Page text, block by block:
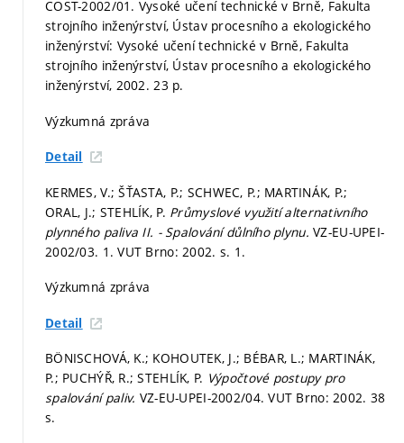
COST-2002/01. Vysoké učení technické v Brně, Fakulta
strojního inženýrství, Ústav procesního a ekologického
inženýrství: Vysoké učení technické v Brně, Fakulta
strojního inženýrství, Ústav procesního a ekologického
inženýrství, 2002. 23 p.
Výzkumná zpráva
Detail
KERMES, V.; ŠŤASTA, P.; SCHWEC, P.; MARTINÁK, P.;
ORAL, J.; STEHLÍK, P. Průmyslové využití alternativního
plynného paliva II. - Spalování důlního plynu.VZ-EU-UPEI-
2002/03. 1. VUT Brno: 2002. s. 1.
Výzkumná zpráva
Detail
BÖNISCHOVÁ, K.; KOHOUTEK, J.; BÉBAR, L.; MARTINÁK,
P.; PUCHÝŘ, R.; STEHLÍK, P. Výpočtové postupy pro
spalování paliv. VZ-EU-UPEI-2002/04. VUT Brno: 2002. 38
s.